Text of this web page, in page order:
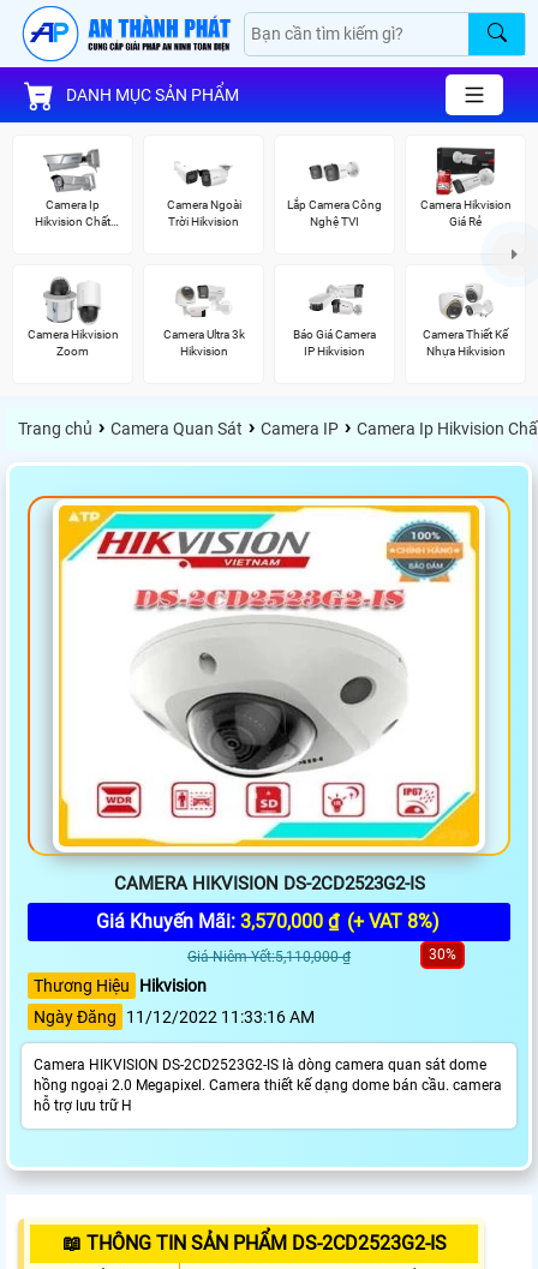
DANH MỤC SẢN PHẨM
Camera Ip
Hikvision Chất
Camera Ngoài
Trời Hikvision
Lắp Camera Công
Nghệ TVI
Camera Hikvision
Giá Rẻ
Camera Hikvision
Zoom
Camera Ultra 3k
Hikvision
Báo Giá Camera
IP Hikvision
Camera Thiết Kế
Nhựa Hikvision
Trang chủ › Camera Quan Sát › Camera IP › Camera Ip Hikvision
CAMERA HIKVISION DS-2CD2523G2-IS
Giá Khuyến Mãi: 3,570,000 ₫ (+ VAT 8%)
Giá Niêm Yết:5,110,000 ₫ 30%
Thương Hiệu
Hikvision
Ngày Đăng
11/12/2022 11:33:16 AM
Camera HIKVISION DS-2CD2523G2-IS là dòng camera quan sát dome
hồng ngoại 2.0 Megapixel. Camera thiết kế dạng dome bán cầu. camera
hỗ trợ lưu trữ H
📖 THÔNG TIN SẢN PHẨM DS-2CD2523G2-IS